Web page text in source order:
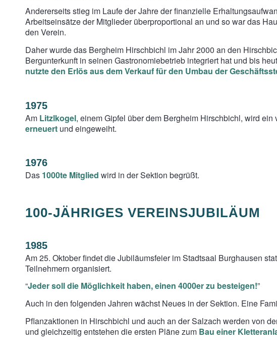
Andererseits stieg im Laufe der Jahre der finanzielle
Arbeitseinsätze der Mitglieder überproportional an und so war das
den Verein.
Daher wurde das Bergheim Hirschbichl im Jahr 2000 an den
Bergunterkunft in seinen Gastronomiebetrieb integriert hat und bis
nutzte den Erlös aus dem Verkauf für den Umbau der
1975
Am Litzlkogel, einem Gipfel über dem Bergheim Hirschbichl, wird
erneuert und eingeweiht.
1976
Das 1000te Mitglied wird in der Sektion begrüßt.
100-JÄHRIGES VEREINSJUBILÄUM
1985
Am 25. Oktober findet die Jubiläumsfeier im Stadtsaal Burghausen
Teilnehmern organisiert.
“Jeder soll die Möglichkeit haben, einen 4000er zu besteigen!”
Auch in den folgenden Jahren wächst Neues in der Sektion. Eine
Pflanzaktionen in Hirschbichl und auch an der Salzach werden von
und gleichzeitig entstehen die ersten Pläne zum Bau einer